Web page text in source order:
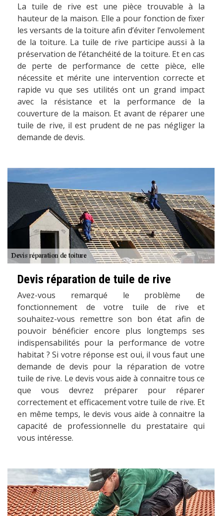
La tuile de rive est une pièce trouvable à la
hauteur de la maison. Elle a pour fonction de fixer
les versants de la toiture afin d’éviter l’envolement
de la toiture. La tuile de rive participe aussi à la
préservation de l’étanchéité de la toiture. Et en cas
de perte de performance de cette pièce, elle
nécessite et mérite une intervention correcte et
rapide vu que ses utilités ont un grand impact
avec la résistance et la performance de la
couverture de la maison. Et avant de réparer une
tuile de rive, il est prudent de ne pas négliger la
demande de devis.
Devis réparation de tuile de rive
Avez-vous remarqué le problème de
fonctionnement de votre tuile de rive et
souhaitez-vous remettre son bon état afin de
pouvoir bénéficier encore plus longtemps ses
indispensabilités pour la performance de votre
habitat ? Si votre réponse est oui, il vous faut une
demande de devis pour la réparation de votre
tuile de rive. Le devis vous aide à connaitre tous ce
que vous devrez préparer pour réparer
correctement et efficacement votre tuile de rive. Et
en même temps, le devis vous aide à connaitre la
capacité de professionnelle du prestataire qui
vous intéresse.